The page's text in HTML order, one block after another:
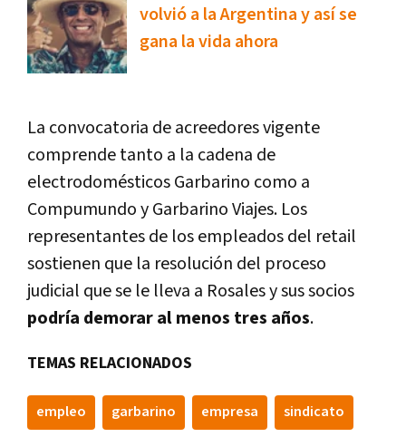
volvió a la Argentina y así se
gana la vida ahora
La convocatoria de acreedores vigente
comprende tanto a la cadena de
electrodomésticos Garbarino como a
Compumundo y Garbarino Viajes. Los
representantes de los empleados del retail
sostienen que la resolución del proceso
judicial que se le lleva a Rosales y sus socios
podría demorar al menos tres años.
TEMAS RELACIONADOS
empleo garbarino empresa sindicato